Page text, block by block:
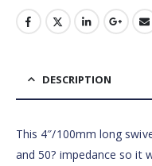
DESCRIPTION
This 4″/100mm long
and 50? impedance so it